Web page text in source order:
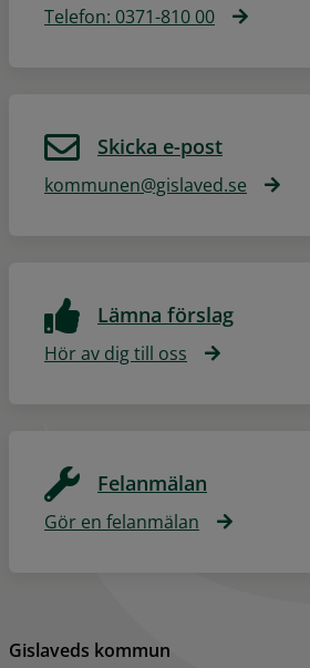
Telefon: 0371-810 00
Skicka e-post
kommunen@gislaved.se
Lämna förslag
Hör av dig till oss
Felanmälan
Gör en felanmälan
Gislaveds kommun